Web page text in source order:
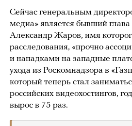
Сейчас генеральным
медиа» является бывший
Александр Жаров, имя
расследования, «прочно
и нападками на западные
ухода из Роскомнадзора в
который теперь стал
российских видеохостингов,
вырос в 75 раз.